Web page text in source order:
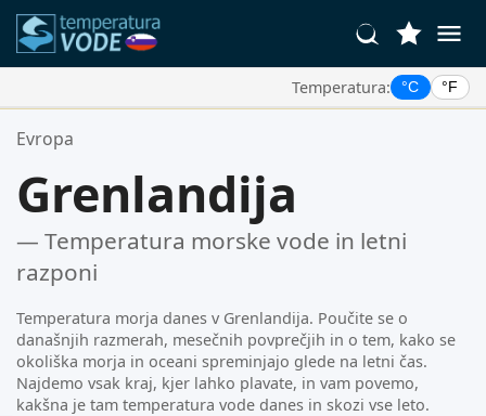
Temperatura: °C °F
Vaše Priljubljene Lokacije:
Evropa
Grenlandija
— Temperatura morske vode in letni
razponi
Temperatura morja danes v Grenlandija. Poučite se o
današnjih razmerah, mesečnih povprečjih in o tem, kako se
okoliška morja in oceani spreminjajo glede na letni čas.
Najdemo vsak kraj, kjer lahko plavate, in vam povemo,
kakšna je tam temperatura vode danes in skozi vse leto.